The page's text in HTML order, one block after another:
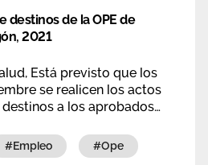
destinos de la OPE de
2021
Está previsto que los
se realicen los actos
a los aprobados
#empleo #ope